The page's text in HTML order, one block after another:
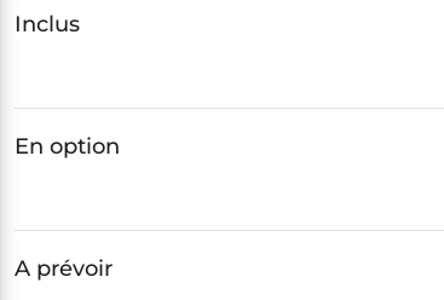
Inclus
En option
A prévoir